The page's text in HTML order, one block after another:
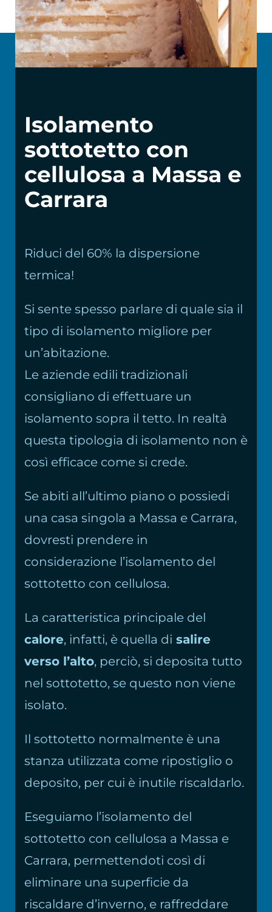
Chi siamo
Isolamento
sottotetto con
cellulosa a Massa e
Carrara
Riduci del 60% la dispersione
termica!
Si sente spesso parlare di quale sia il
tipo di isolamento migliore per
un’abitazione.
Le aziende edili tradizionali
consigliano di effettuare un
isolamento sopra il tetto. In realtà
questa tipologia di isolamento non è
così efficace come si crede.
Se abiti all’ultimo piano o possiedi
una casa singola a Massa e Carrara,
dovresti prendere in
considerazione l’isolamento del
sottotetto con cellulosa.
La caratteristica principale del
calore, infatti, è quella di salire
verso l’alto, perciò, si deposita tutto
nel sottotetto, se questo non viene
isolato.
Il sottotetto normalmente è una
stanza utilizzata come ripostiglio o
deposito, per cui è inutile riscaldarlo.
Eseguiamo l’isolamento del
sottotetto con cellulosa a Massa e
Carrara, permettendoti così di
eliminare una superficie da
riscaldare d’inverno, e raffreddare